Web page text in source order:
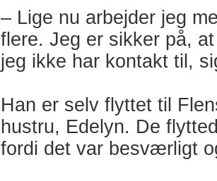
– Lige nu arbejder jeg
flere. Jeg er sikker på,
jeg ikke har kontakt til,
Han er selv flyttet til
hustru, Edelyn. De
fordi det var besværligt